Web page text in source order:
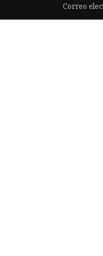
Correo